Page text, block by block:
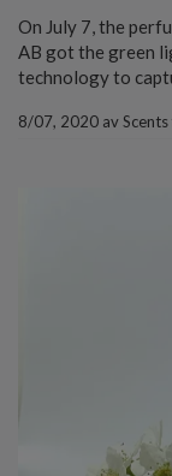
On July 7, the
AB got the green
technology to
8/07, 2020 av